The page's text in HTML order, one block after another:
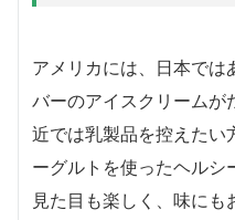
アメリカには、日本では
バーのアイスクリームが
近では乳製品を控えたい
ーグルトを使ったヘルシ
見た目も楽しく、味に